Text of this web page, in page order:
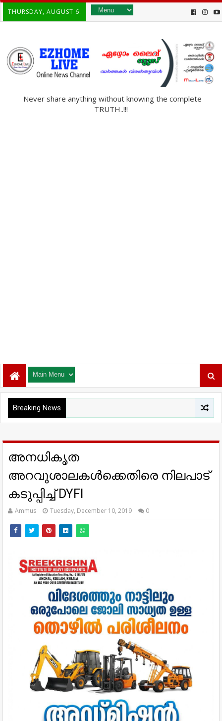
THURSDAY, AUGUST 6.
Never share anything without knowing the complete
TRUTH..!!!
Breaking News
അനധികൃത
അറവുശാലകൾക്കെതിരെ നിലപാട്
കടുപ്പിച്ച് DYFI
Ammus Tuesday, December 10, 2019 0